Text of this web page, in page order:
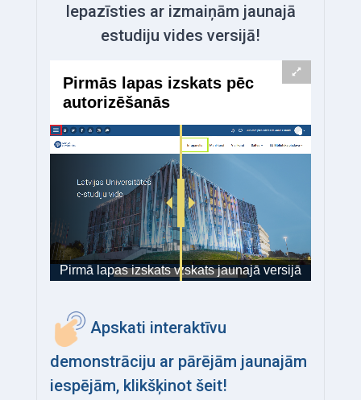
Iepazīsties ar izmaiņām jaunajā
estudiju vides versijā!
Apskati interaktīvu
demonstrāciju ar pārējām jaunajām
iespējām, klikšķinot šeit!